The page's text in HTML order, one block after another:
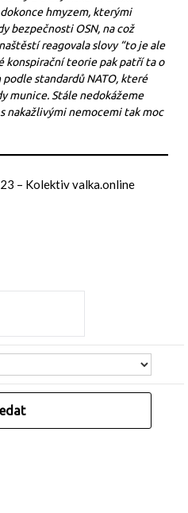
hmyzem, kterými
bezpečnosti OSN, na což
reagovala slovy “to je ale
konspirační teorie pak patří ta o
standardů NATO, které
munice. Stále nedokážeme
nakažlivými nemocemi tak moc
– Kolektiv valka.online